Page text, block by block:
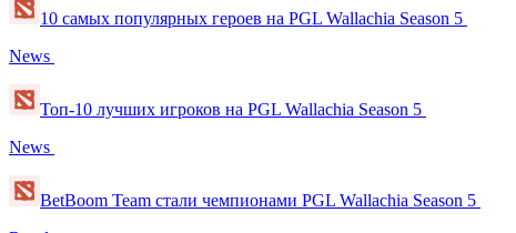
10 самых популярных героев на PGL Wallachia Season 5
News
Топ-10 лучших игроков на PGL Wallachia Season 5
News
BetBoom Team стали чемпионами PGL Wallachia Season 5